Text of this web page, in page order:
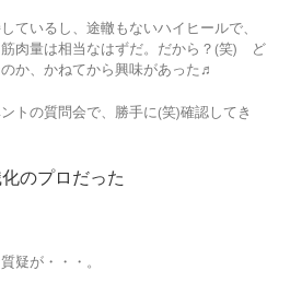
ているし、途轍もないハイヒールで、
肉量は相当なはずだ。だから？(笑) ど
か、かねてから興味があった♬
トの質問会で、勝手に(笑)確認してき
のプロだった
疑が・・・。